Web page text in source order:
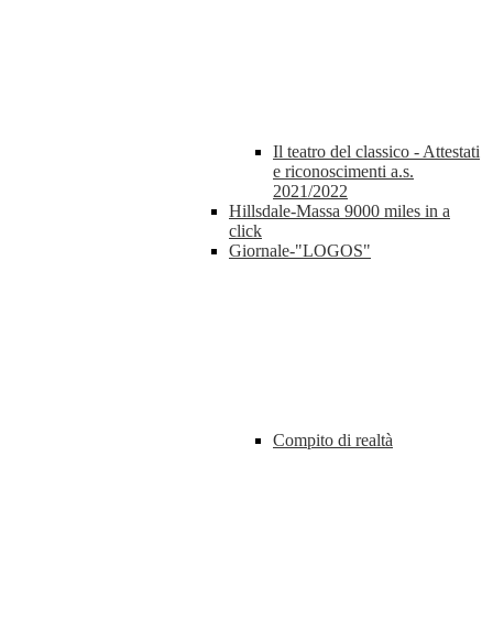
Il teatro del classico - Attestati
e riconoscimenti a.s.
2021/2022
Hillsdale-Massa 9000 miles in a
click
Giornale-"LOGOS"
Compito di realtà